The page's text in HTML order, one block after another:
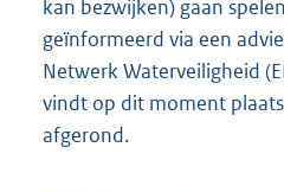
kan bezwijken) gaan
geïnformeerd via een
Netwerk Waterveiligheid
vindt op dit moment
afgerond.